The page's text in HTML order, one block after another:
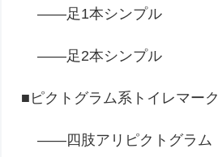
――足1本シンプル
――足2本シンプル
■ピクトグラム系トイレマーク
――四肢アリピクトグラム